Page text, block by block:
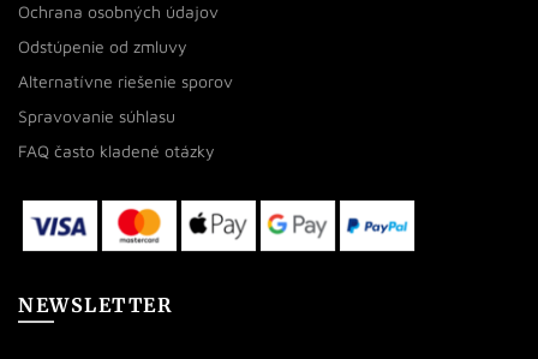
Ochrana osobných údajov
Odstúpenie od zmluvy
Alternatívne riešenie sporov
Spravovanie súhlasu
FAQ často kladené otázky
NEWSLETTER